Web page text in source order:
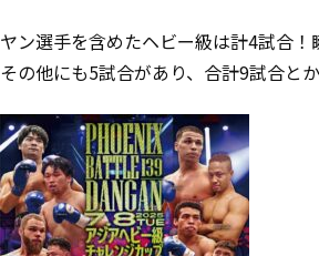
ヤン選手を含めたヘビー級は計4試合！
その他にも5試合があり、合計9試合と